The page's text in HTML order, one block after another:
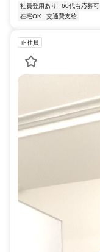
社員登用あり 60代も応募可
在宅OK
交通費支給
正社員